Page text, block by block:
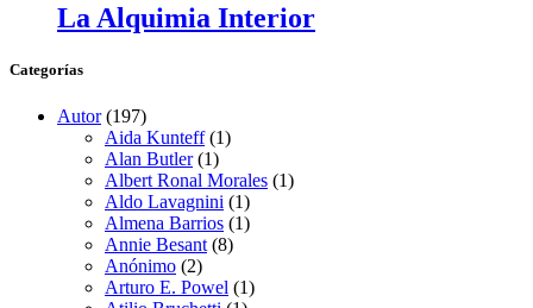
La Alquimia Interior
Categorías
Autor (197)
Aida Kunteff (1)
Alan Butler (1)
Albert Ronal Morales (1)
Aldo Lavagnini (1)
Almena Barrios (1)
Annie Besant (8)
Anónimo (2)
Arturo E. Powel (1)